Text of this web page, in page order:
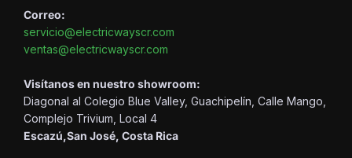
Correo:
servicio@electricwayscr.com
ventas@electricwayscr.com
Visítanos en nuestro showroom:
Diagonal al Colegio Blue Valley, Guachipelín, Calle Mango,
Complejo Trivium, Local 4
Escazú,San José, Costa Rica